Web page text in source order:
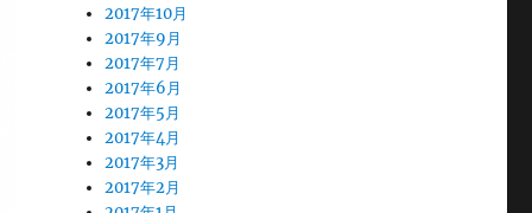
2017年10月
2017年9月
2017年7月
2017年6月
2017年5月
2017年4月
2017年3月
2017年2月